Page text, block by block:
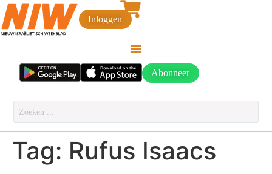
Inloggen
Abonneer
Tag: Rufus Isaacs